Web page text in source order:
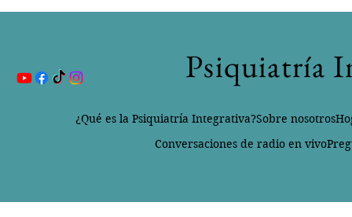
Psiquiatría
¿Qué es la Psiquiatría Integrativa?Sobre nosotros
Conversaciones de radio en vivo